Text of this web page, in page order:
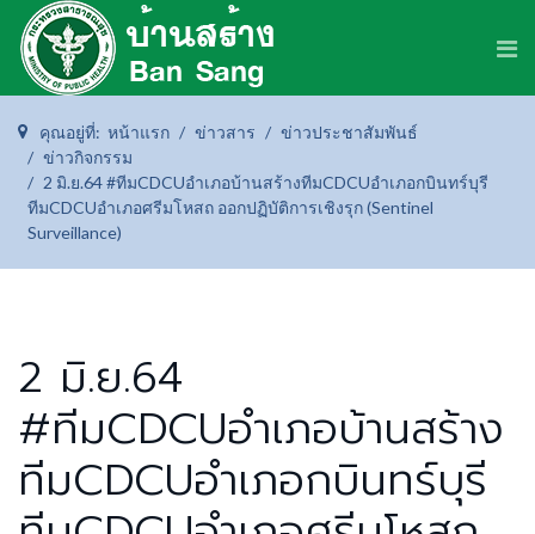
คุณอยู่ที่: หน้าแรก ข่าวสาร
ข่าวประชาสัมพันธ์
ข่าวกิจกรรม
2 มิ.ย.64 #ทีมCDCUอำเภอบ้านสร้างทีมCDCUอำเภอกบินทร์บุรี
ทีมCDCUอำเภอศรีมโหสถ ออกปฏิบัติการเชิงรุก (Sentinel
Surveillance)
2 มิ.ย.64
#ทีมCDCUอำเภอบ้านสร้าง
ทีมCDCUอำเภอกบินทร์บุรี